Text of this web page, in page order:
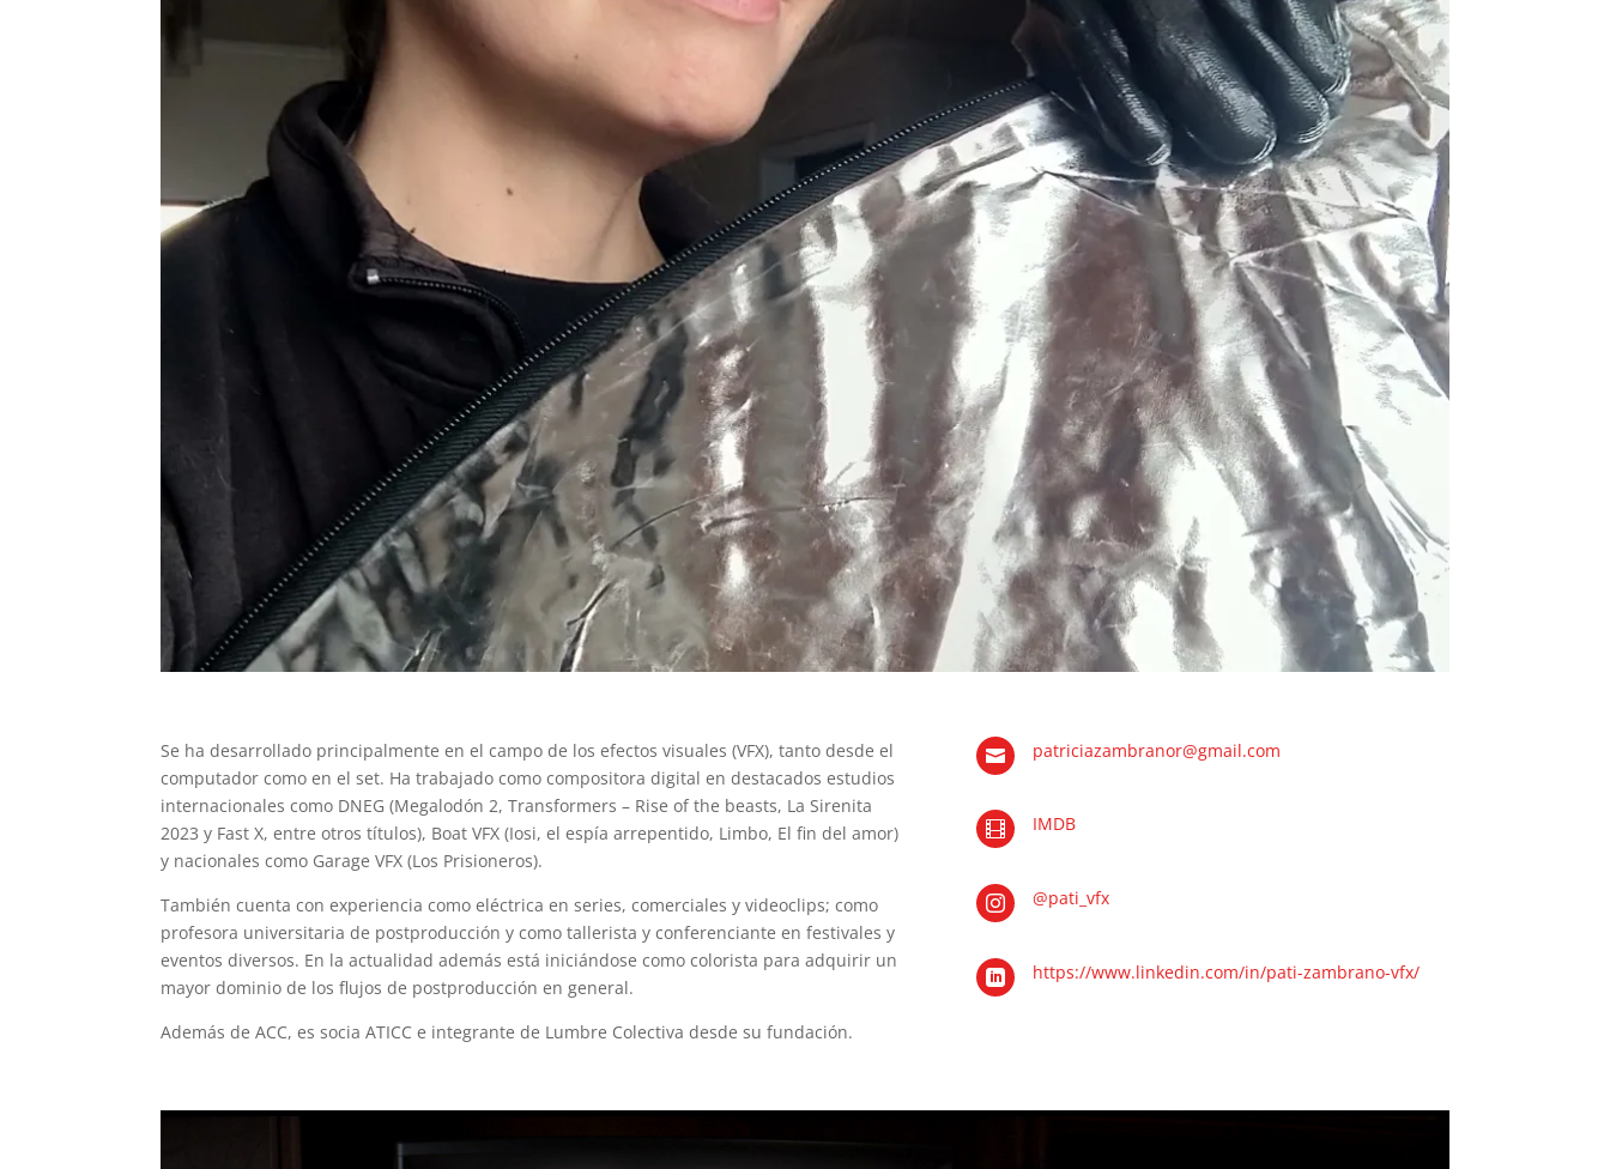
Se ha desarrollado principalmente en el campo de los efectos visuales (VFX), tanto desde el
computador como en el set. Ha trabajado como compositora digital en destacados estudios
internacionales como DNEG (Megalodón 2, Transformers – Rise of the beasts, La Sirenita
2023 y Fast X, entre otros títulos), Boat VFX (Iosi, el espía arrepentido, Limbo, El fin del amor)
y nacionales como Garage VFX (Los Prisioneros).
También cuenta con experiencia como eléctrica en series, comerciales y videoclips; como
profesora universitaria de postproducción y como tallerista y conferenciante en festivales y
eventos diversos. En la actualidad además está iniciándose como colorista para adquirir un
mayor dominio de los flujos de postproducción en general.
Además de ACC, es socia ATICC e integrante de Lumbre Colectiva desde su fundación.
 patriciazambranor@gmail.com
 IMDB
 @pati_vfx
 https://www.linkedin.com/in/pati-zambrano-vfx/